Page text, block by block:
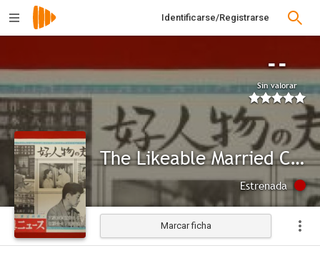
Identificarse/Registrarse
--
Sin valorar
The Likeable Married Couple
Estrenada
Marcar ficha